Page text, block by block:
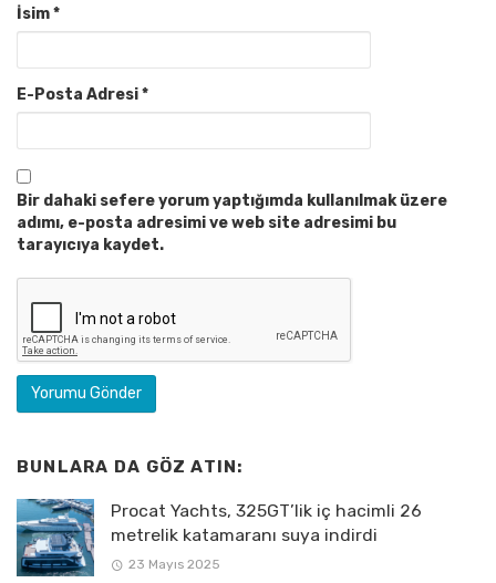
İsim*
E-Posta Adresi*
Bir dahaki sefere yorum yaptığımda kullanılmak üzere
adımı, e-posta adresimi ve web site adresimi bu
tarayıcıya kaydet.
BUNLARA DA GÖZ ATIN:
Procat Yachts, 325GT’lik iç hacimli 26
metrelik katamaranı suya indirdi
23 Mayıs 2025